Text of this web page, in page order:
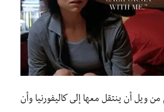
ويل أن ينتقل معها إلى كاليفورنيا وأن